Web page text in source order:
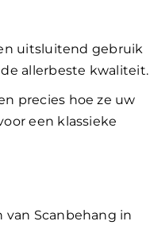
uitsluitend gebruik
allerbeste kwaliteit.
precies hoe ze uw
een klassieke
Scanbehang in